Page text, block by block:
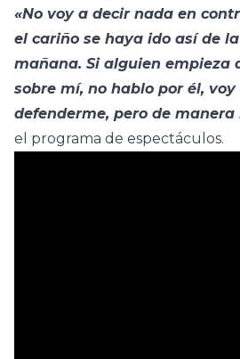
«No voy a decir nada en
el cariño se haya ido así de
mañana. Si alguien empieza
sobre mí, no hablo por él,
defenderme, pero de manera
el programa de espectáculos.